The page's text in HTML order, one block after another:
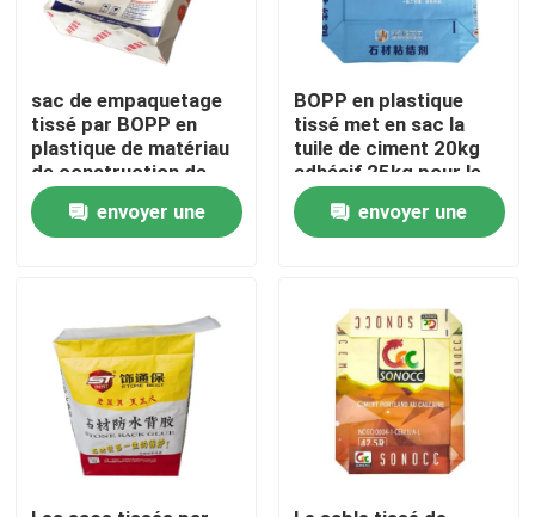
Maison
Au sujet de nous
Visite d'usine
Contrôle de qualité
sac de empaquetage
tissé par BOPP en
plastique de matériau
de construction de
sacs d'adhésif de tuile
de 20kg 25kg
envoyer une
BOPP en plastique
tissé met en sac la
tuile de ciment 20kg
adhésif 25kg pour le
matériau de
constructionenvoyer une